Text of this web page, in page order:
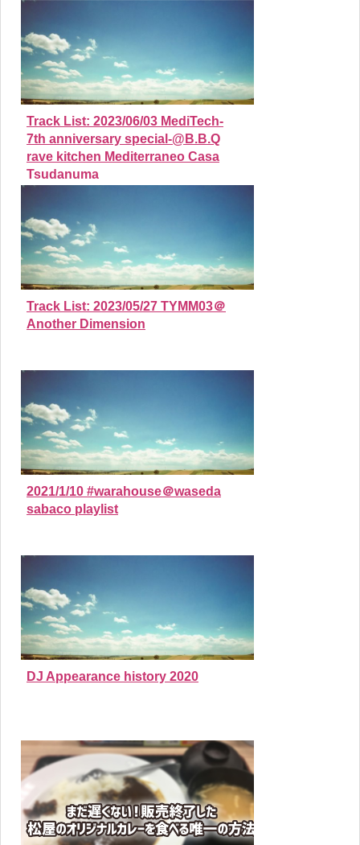
Track List: 2023/06/03 MediTech-
7th anniversary special-@B.B.Q
rave kitchen Mediterraneo Casa
Tsudanuma
Track List: 2023/05/27 TYMM03＠
Another Dimension
2021/1/10 #warahouse＠waseda
sabaco playlist
DJ Appearance history 2020